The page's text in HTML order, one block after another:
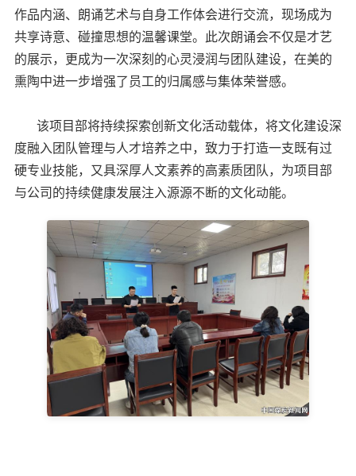
作品内涵、朗诵艺术与自身工作体会进行交流，现场成为
共享诗意、碰撞思想的温馨课堂。此次朗诵会不仅是才艺
的展示，更成为一次深刻的心灵浸润与团队建设，在美的
熏陶中进一步增强了员工的归属感与集体荣誉感。
该项目部将持续探索创新文化活动载体，将文化建设深
度融入团队管理与人才培养之中，致力于打造一支既有过
硬专业技能，又具深厚人文素养的高素质团队，为项目部
与公司的持续健康发展注入源源不断的文化动能。